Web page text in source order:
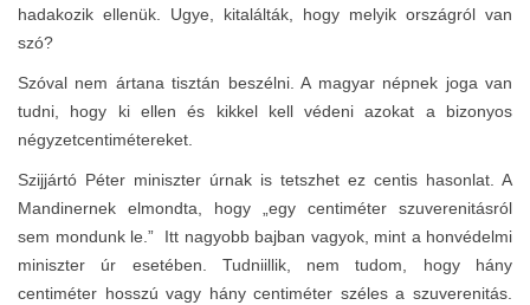
hadakozik ellenük. Ugye, kitalálták, hogy melyik országról van
szó?
Szóval nem ártana tisztán beszélni. A magyar népnek joga van
tudni, hogy ki ellen és kikkel kell védeni azokat a bizonyos
négyzetcentimétereket.
Szijjártó Péter miniszter úrnak is tetszhet ez centis hasonlat. A
Mandinernek elmondta, hogy „egy centiméter szuverenitásról
sem mondunk le.” Itt nagyobb bajban vagyok, mint a honvédelmi
miniszter úr esetében. Tudniillik, nem tudom, hogy hány
centiméter hosszú vagy hány centiméter széles a szuverenitás.